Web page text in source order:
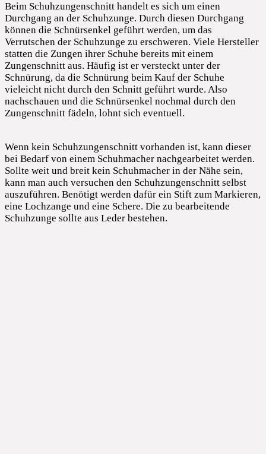
Beim Schuhzungenschnitt handelt es sich um einen
Durchgang an der Schuhzunge. Durch diesen Durchgang
können die Schnürsenkel geführt werden, um das
Verrutschen der Schuhzunge zu erschweren. Viele Hersteller
statten die Zungen ihrer Schuhe bereits mit einem
Zungenschnitt aus. Häufig ist er versteckt unter der
Schnürung, da die Schnürung beim Kauf der Schuhe
vieleicht nicht durch den Schnitt geführt wurde. Also
nachschauen und die Schnürsenkel nochmal durch den
Zungenschnitt fädeln, lohnt sich eventuell.
Wenn kein Schuhzungenschnitt vorhanden ist, kann dieser
bei Bedarf von einem Schuhmacher nachgearbeitet werden.
Sollte weit und breit kein Schuhmacher in der Nähe sein,
kann man auch versuchen den Schuhzungenschnitt selbst
auszuführen. Benötigt werden dafür ein Stift zum Markieren,
eine Lochzange und eine Schere. Die zu bearbeitende
Schuhzunge sollte aus Leder bestehen.